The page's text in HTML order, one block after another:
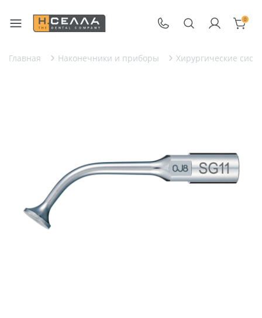
0
Главная Наконечники и приборы Хирургические